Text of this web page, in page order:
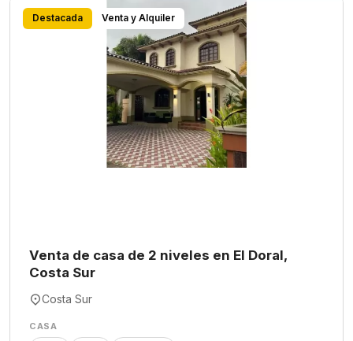
Destacada Venta y Alquiler
Venta de casa de 2 niveles en El Doral,
Costa Sur
Costa Sur
CASA